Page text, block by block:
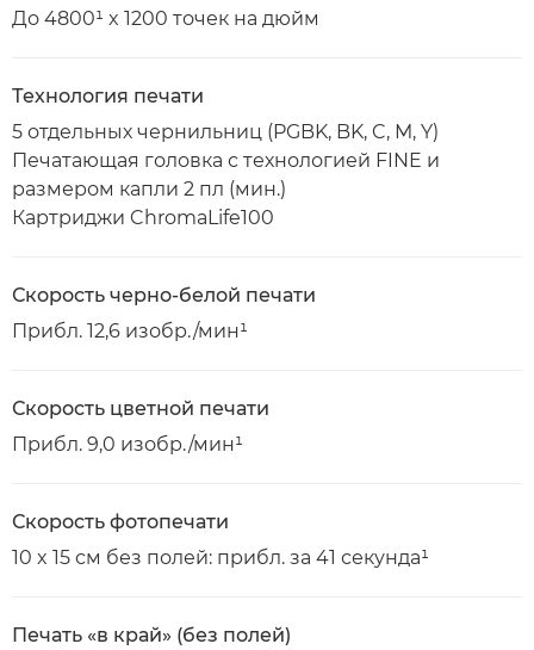
До 4800¹ x 1200 точек на дюйм
Технология печати
5 отдельных чернильниц (PGBK, BK, C, M, Y)
Печатающая головка с технологией FINE и
размером капли 2 пл (мин.)
Картриджи ChromaLife100
Скорость черно-белой печати
Прибл. 12,6 изобр./мин¹
Скорость цветной печати
Прибл. 9,0 изобр./мин¹
Скорость фотопечати
10 x 15 см без полей: прибл. за 41 секунда¹
Печать «в край» (без полей)